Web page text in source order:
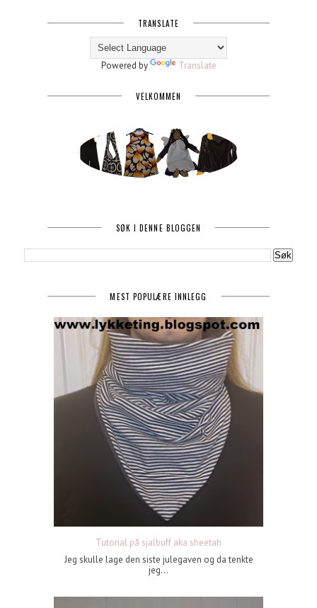
TRANSLATE
Powered by Translate
VELKOMMEN
SØK I DENNE BLOGGEN
MEST POPULÆRE INNLEGG
Tutorial på sjalbuff aka sheetah
Jeg skulle lage den siste julegaven og da tenkte
jeg...